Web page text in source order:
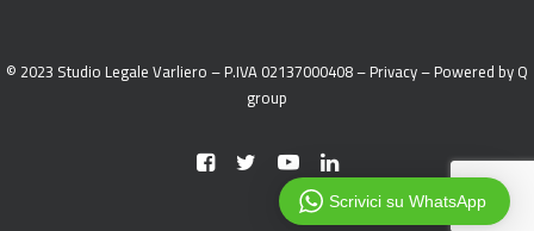
© 2023 Studio Legale Varliero – P.IVA 02137000408 –Privacy– Powered byQ
group
Scrivici su WhatsApp